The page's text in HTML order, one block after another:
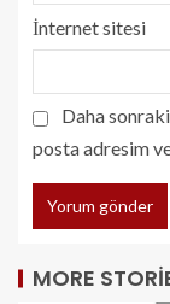
İnternet sitesi
Daha
posta adresim
MORE